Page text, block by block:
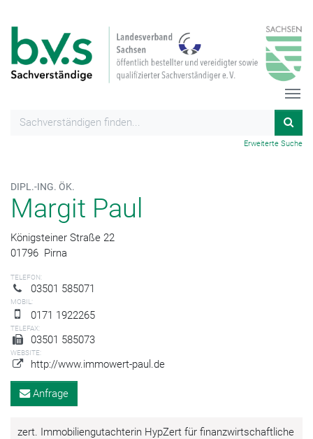
Erweiterte Suche
DIPL.-ING. ÖK.
Margit Paul
Königsteiner Straße 22
01796 Pirna
TELEFON:
03501 585071
MOBIL:
0171 1922265
TELEFAX:
03501 585073
WEBSITE:
http://www.immowert-paul.de
Anfrage
zert. Immobiliengutachterin HypZert für finanzwirtschaftliche